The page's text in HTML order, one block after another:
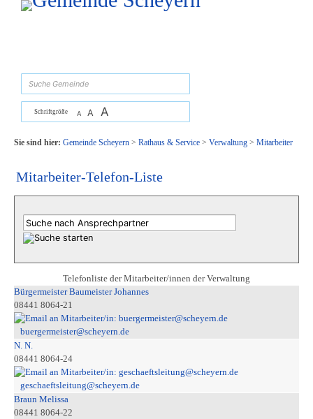
Zum Inhalt, zur Navigationoder zur Startseite springen.
Schriftgröße A A A
Sie sind hier: Gemeinde Scheyern> Rathaus & Service> Verwaltung> Mitarbeiter
Mitarbeiter-Telefon-Liste
Telefonliste der Mitarbeiter/innen der Verwaltung
Bürgermeister Baumeister Johannes
08441 8064-21
buergermeister@scheyern.de
N. N.
08441 8064-24
geschaeftsleitung@scheyern.de
Braun Melissa
08441 8064-22